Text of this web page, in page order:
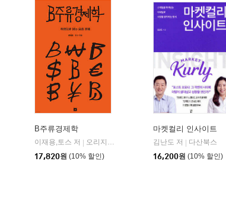
B주류경제학
이재용,토스 저
오리지널스
17,820원 (10% 할인)
마켓컬리 인사이트
김난도 저
다산북스
16,200원 (10% 할인)